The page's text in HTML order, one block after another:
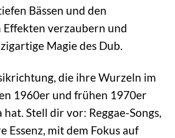
Bässen und den
Effekten verzaubern und
Magie des Dub.
die ihre Wurzeln im
1960er und frühen 1970er
hat. Stell dir vor: Reggae-Songs,
Essenz, mit dem Fokus auf